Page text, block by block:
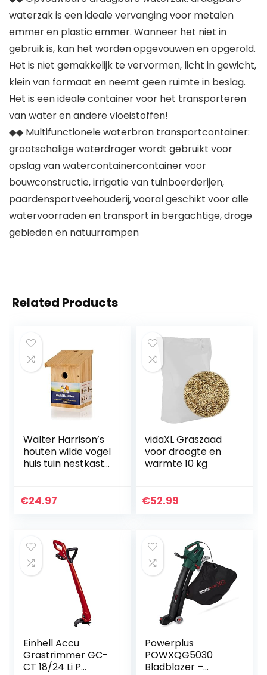
waterzak is een ideale vervanging voor metalen
emmer en plastic emmer. Wanneer het niet in
gebruik is, kan het worden opgevouwen en opgerold.
Het is niet gemakkelijk te vervormen, licht in gewicht,
klein van formaat en neemt geen ruimte in beslag.
Het is een ideale container voor het transporteren
van water en andere vloeistoffen!
◆◆ Multifunctionele waterbron transportcontainer:
grootschalige waterdrager wordt gebruikt voor
opslag van watercontainercontainer voor
bouwconstructie, irrigatie van tuinboerderijen,
paardensportveehouderij, vooral geschikt voor alle
watervoorraden en transport in bergachtige, droge
gebieden en natuurrampen
Related Products
Walter Harrison’s
houten wilde vogel
huis tuin nestkast
gat/open grens
€24.97
vidaXL Graszaad
voor droogte en
warmte 10 kg
€52.99
Einhell Accu
Grastrimmer GC-
CT 18/24 Li P
Powerplus
POWXQG5030
Bladblazer –